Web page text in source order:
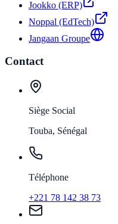
Jookko (ERP)
Noppal (EdTech)
Jangaan Groupe
Contact
Siège Social
Touba, Sénégal
Téléphone
+221 78 142 38 73